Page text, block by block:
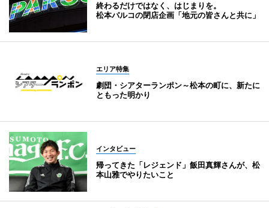
終わるだけではなく、はじまりを。
松本パルコの閉店企画「地元の皆さんと共に」
エリア特集
劇団・シアターランポン～松本の町に、新たに
ともった明かり
インタビュー
帰ってきた「レジェンド」飯田真輝さんが、松
本山雅でやりたいこと